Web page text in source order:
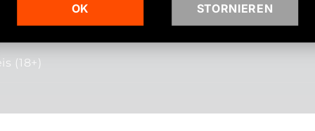
(18+)
OK STORNIEREN